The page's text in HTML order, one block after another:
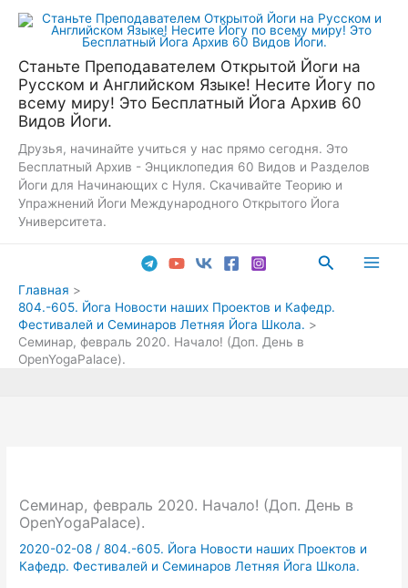
Перейти
Станьте Преподавателем Открытой Йоги на
Русском и Английском Языке! Несите Йогу по
всему миру! Это Бесплатный Йога Архив 60
Видов Йоги.
Друзья, начинайте учиться у нас прямо сегодня. Это
Бесплатный Архив - Энциклопедия 60 Видов и Разделов
Йоги для Начинающих с Нуля. Скачивайте Теорию и
Упражнений Йоги Международного Открытого Йога
Университета.
Поиск
Главная
804.-605. Йога Новости наших Проектов и Кафедр.
Фестивалей и Семинаров Летняя Йога Школа.
Семинар, февраль 2020. Начало! (Доп. День в
OpenYogaPalace).
Семинар, февраль 2020. Начало! (Доп. День в
OpenYogaPalace).
2020-02-08 /804.-605. Йога Новости наших Проектов и
Кафедр. Фестивалей и Семинаров Летняя Йога Школа.